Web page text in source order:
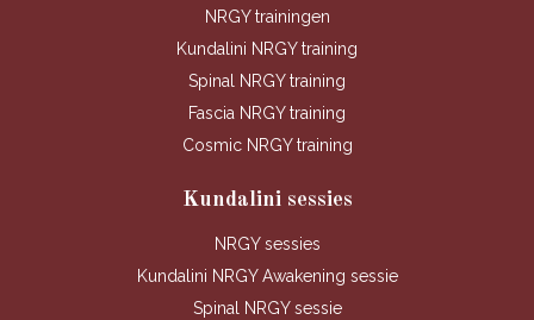
NRGY trainingen
Kundalini NRGY training
Spinal NRGY training
Fascia NRGY training
Cosmic NRGY training
Kundalini sessies
NRGY sessies
Kundalini NRGY Awakening sessie
Spinal NRGY sessie